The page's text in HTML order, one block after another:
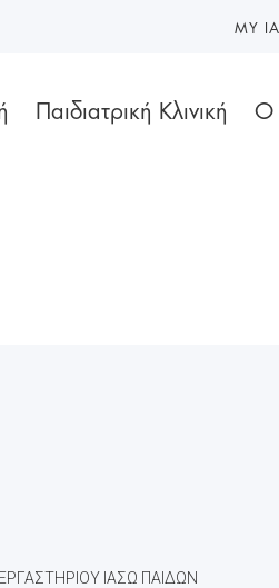
Παιδιατρική Κλινική Ο
MY
ΙΑΣΩ ΠΑΙΔΩΝ